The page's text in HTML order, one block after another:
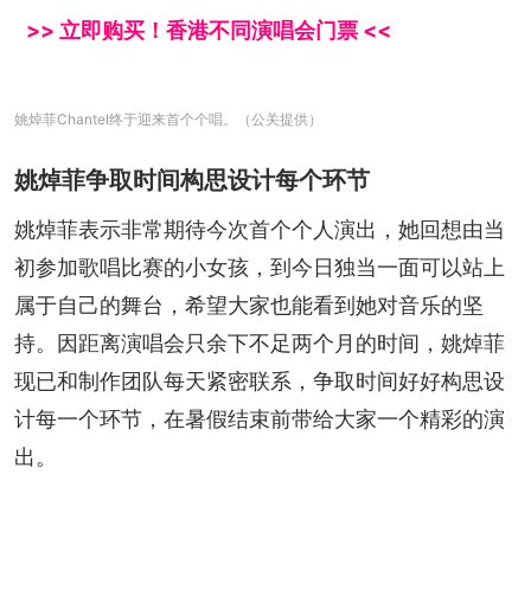
>> 立即购买！香港不同演唱会门票 <<
姚焯菲Chantel终于迎来首个个唱。（公关提供）
姚焯菲争取时间构思设计每个环节
姚焯菲表示非常期待今次首个个人演出，她回想由当
初参加歌唱比赛的小女孩，到今日独当一面可以站上
属于自己的舞台，希望大家也能看到她对音乐的坚
持。因距离演唱会只余下不足两个月的时间，姚焯菲
现已和制作团队每天紧密联系，争取时间好好构思设
计每一个环节，在暑假结束前带给大家一个精彩的演
出。